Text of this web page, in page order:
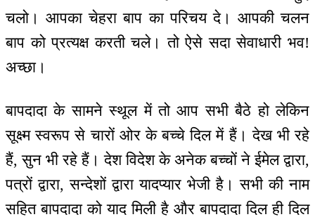
चलो। आपका चेहरा बाप का परिचय दे। आपकी चलन
बाप को प्रत्यक्ष करती चले। तो ऐसे सदा सेवाधारी भव!
अच्छा।
बापदादा के सामने स्थूल में तो आप सभी बैठे हो लेकिन
सूक्ष्म स्वरूप से चारों ओर के बच्चे दिल में हैं। देख भी रहे
हैं, सुन भी रहे हैं। देश विदेश के अनेक बच्चों ने ईमेल द्वारा,
पत्रों द्वारा, सन्देशों द्वारा यादप्यार भेजी है। सभी की नाम
सहित बापदादा को याद मिली है और बापदादा दिल ही दिल